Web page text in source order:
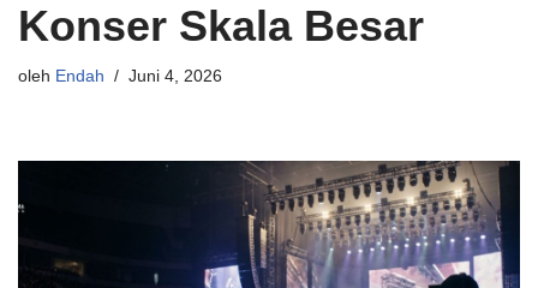
Konser Skala Besar
oleh Endah Juni 4, 2026